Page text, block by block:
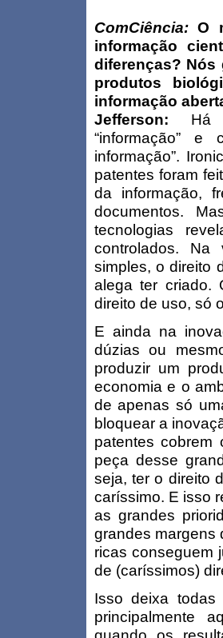
ComCiência: O
informação
diferenças? Nós
produtos
informação
Jefferson: Há
“informação”
informação”.
patentes foram
da informação,
documentos.
tecnologias
controlados.
simples, o direito
alega ter criado.
direito de uso, só
E ainda na
dúzias ou
produzir um
economia e o
de apenas só
bloquear a
patentes
peça desse
seja, ter o direito
caríssimo. E isso
as grandes
grandes margens
ricas conseguem
de (caríssimos)
Isso deixa
principalmente